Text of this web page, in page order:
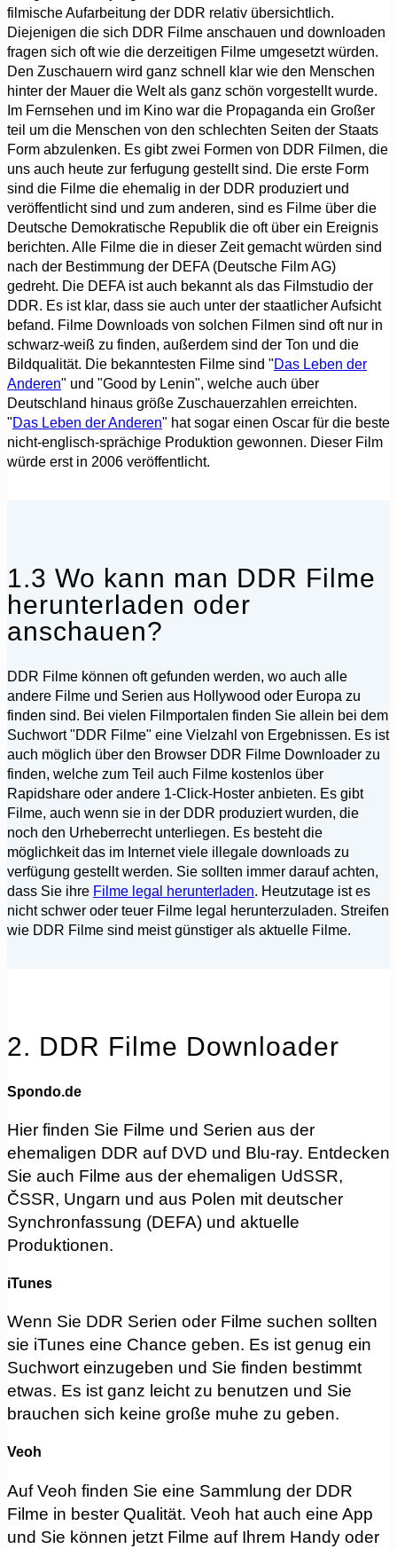
filmische Aufarbeitung der DDR relativ übersichtlich.
Diejenigen die sich DDR Filme anschauen und downloaden
fragen sich oft wie die derzeitigen Filme umgesetzt würden.
Den Zuschauern wird ganz schnell klar wie den Menschen
hinter der Mauer die Welt als ganz schön vorgestellt wurde.
Im Fernsehen und im Kino war die Propaganda ein Großer
teil um die Menschen von den schlechten Seiten der Staats
Form abzulenken. Es gibt zwei Formen von DDR Filmen, die
uns auch heute zur ferfugung gestellt sind. Die erste Form
sind die Filme die ehemalig in der DDR produziert und
veröffentlicht sind und zum anderen, sind es Filme über die
Deutsche Demokratische Republik die oft über ein Ereignis
berichten. Alle Filme die in dieser Zeit gemacht würden sind
nach der Bestimmung der DEFA (Deutsche Film AG)
gedreht. Die DEFA ist auch bekannt als das Filmstudio der
DDR. Es ist klar, dass sie auch unter der staatlicher Aufsicht
befand. Filme Downloads von solchen Filmen sind oft nur in
schwarz-weiß zu finden, außerdem sind der Ton und die
Bildqualität. Die bekanntesten Filme sind "Das Leben der
Anderen" und "Good by Lenin", welche auch über
Deutschland hinaus größe Zuschauerzahlen erreichten.
"Das Leben der Anderen" hat sogar einen Oscar für die beste
nicht-englisch-sprächige Produktion gewonnen. Dieser Film
würde erst in 2006 veröffentlicht.
1.3 Wo kann man DDR Filme
herunterladen oder
anschauen?
DDR Filme können oft gefunden werden, wo auch alle
andere Filme und Serien aus Hollywood oder Europa zu
finden sind. Bei vielen Filmportalen finden Sie allein bei dem
Suchwort "DDR Filme" eine Vielzahl von Ergebnissen. Es ist
auch möglich über den Browser DDR Filme Downloader zu
finden, welche zum Teil auch Filme kostenlos über
Rapidshare oder andere 1-Click-Hoster anbieten. Es gibt
Filme, auch wenn sie in der DDR produziert wurden, die
noch den Urheberrecht unterliegen. Es besteht die
möglichkeit das im Internet viele illegale downloads zu
verfügung gestellt werden. Sie sollten immer darauf achten,
dass Sie ihre Filme legal herunterladen. Heutzutage ist es
nicht schwer oder teuer Filme legal herunterzuladen. Streifen
wie DDR Filme sind meist günstiger als aktuelle Filme.
2. DDR Filme Downloader
Spondo.de
Hier finden Sie Filme und Serien aus der
ehemaligen DDR auf DVD und Blu-ray. Entdecken
Sie auch Filme aus der ehemaligen UdSSR,
ČSSR, Ungarn und aus Polen mit deutscher
Synchronfassung (DEFA) und aktuelle
Produktionen.
iTunes
Wenn Sie DDR Serien oder Filme suchen sollten
sie iTunes eine Chance geben. Es ist genug ein
Suchwort einzugeben und Sie finden bestimmt
etwas. Es ist ganz leicht zu benutzen und Sie
brauchen sich keine große muhe zu geben.
Veoh
Auf Veoh finden Sie eine Sammlung der DDR
Filme in bester Qualität. Veoh hat auch eine App
und Sie können jetzt Filme auf Ihrem Handy oder